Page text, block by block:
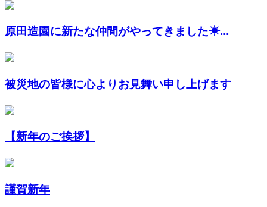
原田造園に新たな仲間がやってきました☀...
被災地の皆様に心よりお見舞い申し上げます
【新年のご挨拶】
謹賀新年